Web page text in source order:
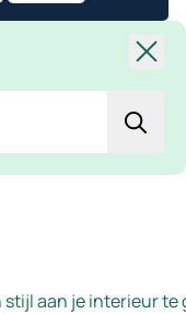
aan je interieur